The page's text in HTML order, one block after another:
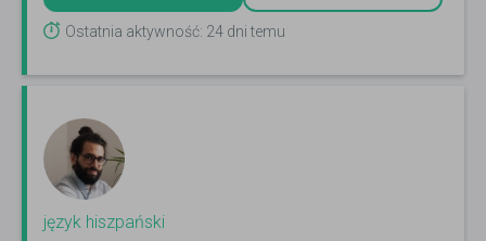
Ostatnia aktywność: 24 dni temu
język hiszpański